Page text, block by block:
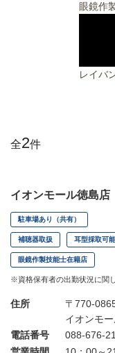
全2件
イオンモール徳島店
駐車場あり（共有）
補聴器取扱 耳型採取可
眼鏡作製技能士在籍店
※資格保有者の出勤状況に関
住所
〒770-
イオンモ
電話番号
088-676-
眼鏡作
レイバ